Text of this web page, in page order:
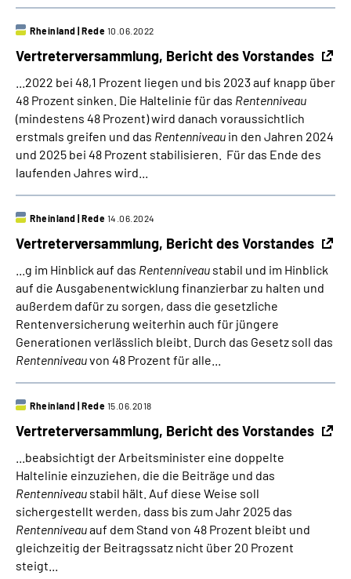
Vertreterversammlung, Bericht des Vorstandes
Rheinland Rede 10.06.2022
...2022 bei 48,1 Prozent liegen und bis 2023 auf knapp über
48 Prozent sinken. Die Haltelinie für das Rentenniveau
(mindestens 48 Prozent) wird danach voraussichtlich
erstmals greifen und das Rentenniveau in den Jahren 2024
und 2025 bei 48 Prozent stabilisieren. Für das Ende des
laufenden Jahres wird...
Vertreterversammlung, Bericht des Vorstandes
Rheinland Rede 14.06.2024
...g im Hinblick auf das Rentenniveau stabil und im Hinblick
auf die Ausgabenentwicklung finanzierbar zu halten und
außerdem dafür zu sorgen, dass die gesetzliche
Rentenversicherung weiterhin auch für jüngere
Generationen verlässlich bleibt. Durch das Gesetz soll das
Rentenniveauvon 48 Prozent für alle...
Vertreterversammlung, Bericht des Vorstandes
Rheinland Rede 15.06.2018
...beabsichtigt der Arbeitsminister eine doppelte
Haltelinie einzuziehen, die die Beiträge und das
Rentenniveau stabil hält. Auf diese Weise soll
sichergestellt werden, dass bis zum Jahr 2025 das
Rentenniveauauf dem Stand von 48 Prozent bleibt und
gleichzeitig der Beitragssatz nicht über 20 Prozent
steigt...